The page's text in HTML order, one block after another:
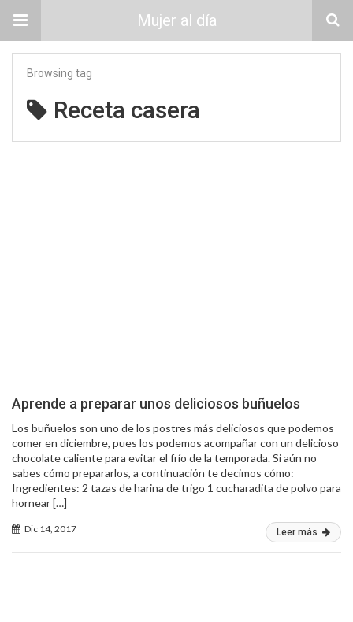
Mujer al día
Browsing tag
Receta casera
Aprende a preparar unos deliciosos buñuelos
Los buñuelos son uno de los postres más deliciosos que podemos
comer en diciembre, pues los podemos acompañar con un delicioso
chocolate caliente para evitar el frío de la temporada. Si aún no
sabes cómo prepararlos, a continuación te decimos cómo:
Ingredientes: 2 tazas de harina de trigo 1 cucharadita de polvo para
hornear […]
Dic 14, 2017 Leer más